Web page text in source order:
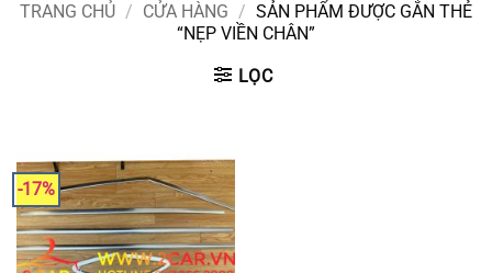
TRANG CHỦ / CỬA HÀNG / SẢN PHẨM ĐƯỢC GẮN THẺ
“NẸP VIỀN CHÂN”
LỌC
-17%